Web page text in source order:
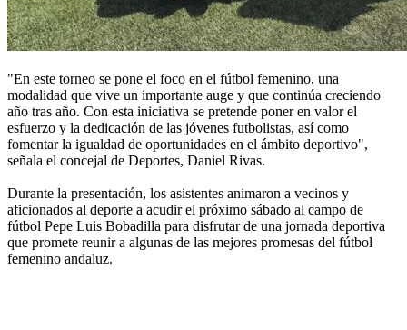
"En este torneo se pone el foco en el fútbol femenino, una
modalidad que vive un importante auge y que continúa creciendo
año tras año. Con esta iniciativa se pretende poner en valor el
esfuerzo y la dedicación de las jóvenes futbolistas, así como
fomentar la igualdad de oportunidades en el ámbito deportivo",
señala el concejal de Deportes, Daniel Rivas.
Durante la presentación, los asistentes animaron a vecinos y
aficionados al deporte a acudir el próximo sábado al campo de
fútbol Pepe Luis Bobadilla para disfrutar de una jornada deportiva
que promete reunir a algunas de las mejores promesas del fútbol
femenino andaluz.